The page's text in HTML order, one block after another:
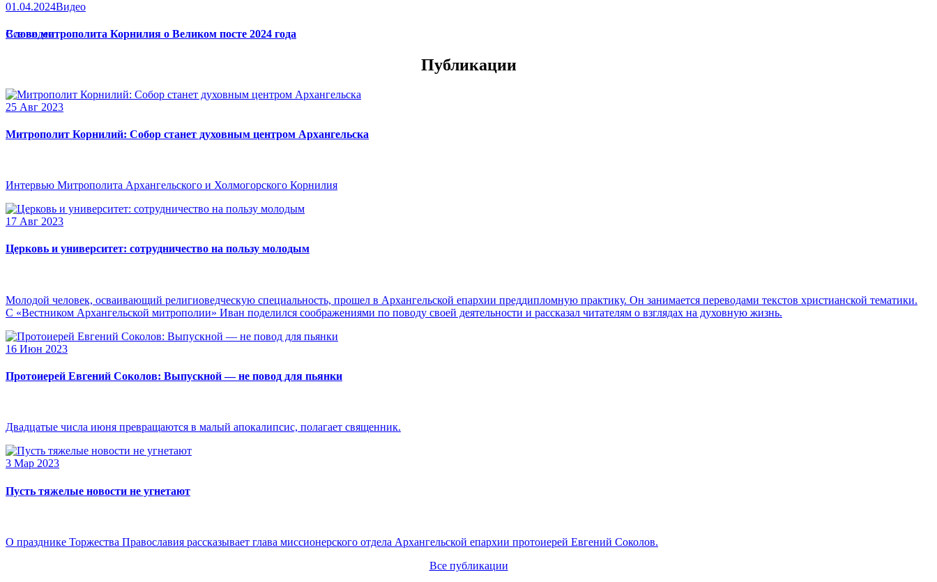
01.04.2024Видео
Слово митрополита Корнилия о Великом посте 2024 года
Все видео
Публикации
25 Авг 2023
Митрополит Корнилий: Собор станет духовным центром Архангельска
Интервью Митрополита Архангельского и Холмогорского Корнилия
17 Авг 2023
Церковь и университет: сотрудничество на пользу молодым
Молодой человек, осваивающий религиоведческую специальность, прошел в Архангельской епархии преддипломную практику. Он занимается переводами текстов христианской тематики.
С «Вестником Архангельской митрополии» Иван поделился соображениями по поводу своей деятельности и рассказал читателям о взглядах на духовную жизнь.
16 Июн 2023
Протоиерей Евгений Соколов: Выпускной — не повод для пьянки
Двадцатые числа июня превращаются в малый апокалипсис, полагает священник.
3 Мар 2023
Пусть тяжелые новости не угнетают
О празднике Торжества Православия рассказывает глава миссионерского отдела Архангельской епархии протоиерей Евгений Соколов.
Все публикации